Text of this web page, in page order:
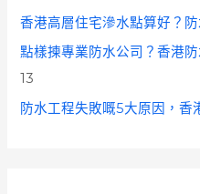
香港高層住宅滲水點算好？
點樣揀專業防水公司？香港
13
防水工程失敗嘅5大原因，香